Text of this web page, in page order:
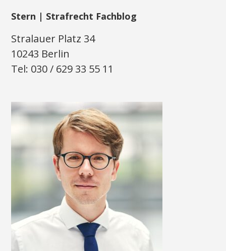
Stern | Strafrecht Fachblog
Stralauer Platz 34
10243 Berlin
Tel: 030 / 629 33 55 11